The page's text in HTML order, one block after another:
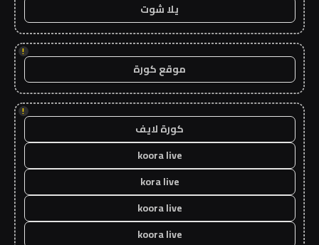
يلا شوت
!
موقع كورة
!
كورة لايف
koora live
kora live
koora live
koora live